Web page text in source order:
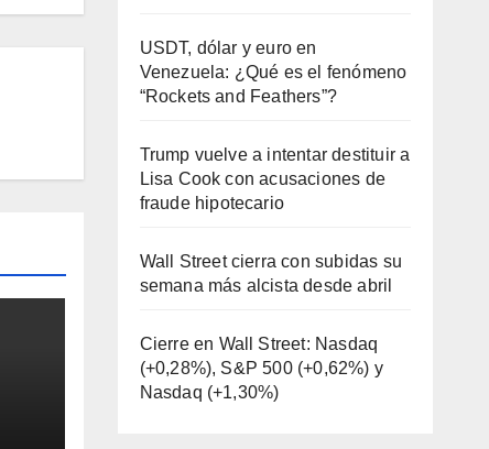
USDT, dólar y euro en
Venezuela: ¿Qué es el fenómeno
“Rockets and Feathers”?
Trump vuelve a intentar destituir a
Lisa Cook con acusaciones de
fraude hipotecario
Wall Street cierra con subidas su
semana más alcista desde abril
Cierre en Wall Street: Nasdaq
(+0,28%), S&P 500 (+0,62%) y
Nasdaq (+1,30%)